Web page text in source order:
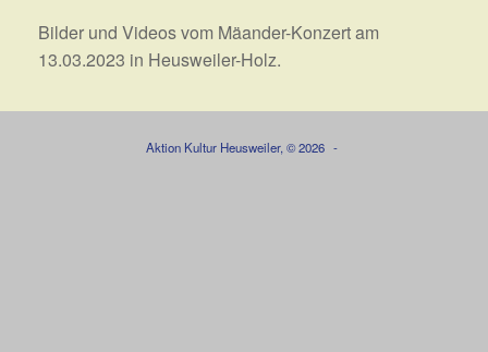
Bilder und Videos vom Mäander-Konzert am
13.03.2023 in Heusweiler-Holz.
Aktion Kultur Heusweiler, © 2026